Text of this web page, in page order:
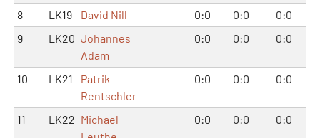
8 LK19 David Nill 0:0 0:0
0:0
9
LK20 Johannes
Adam
0:0 0:0 0:0
10 LK21
Patrik
Rentschler
0:0 0:0 0:0
11 LK22 Michael
0:0 0:0 0:0